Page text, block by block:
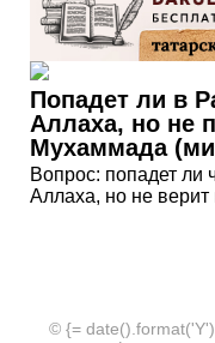
Попадет ли в
Аллаха, но не
Мухаммада
Вопрос: попадет ли
Аллаха, но не
© {=